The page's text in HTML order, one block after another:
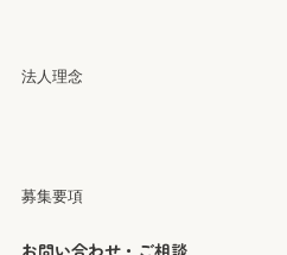
法人理念
募集要項
お問い合わせ・ご相談